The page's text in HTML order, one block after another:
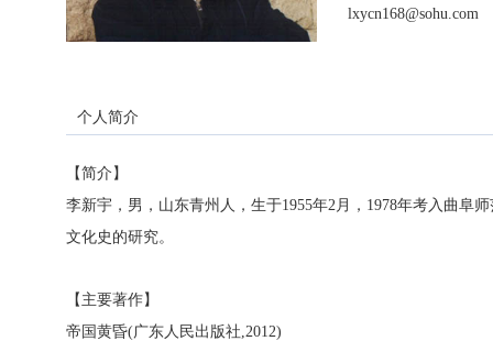
lxycn168@sohu.com
个人简介
【简介】
李新宇，男，山东青州人，生于1955年2 月， 1978年考入曲阜
文化史的研究。
【主要著作】
帝国黄昏(广东人民出版社 ,2012)